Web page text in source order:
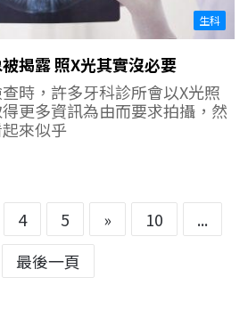
生科
揭露 照X光其實沒必要
時，許多牙科診所會以X光照
更多資訊為由而要求拍攝，然
來似乎
4 5 » 10
...
最後一頁